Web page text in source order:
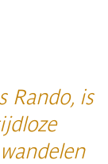
Rando, is